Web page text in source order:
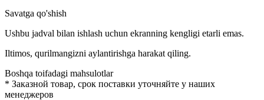
Savatga qo'shish
Ushbu jadval bilan ishlash uchun ekranning kengligi etarli emas.
Iltimos, qurilmangizni aylantirishga harakat qiling.
Boshqa toifadagi mahsulotlar
* Заказной товар, срок поставки уточняйте у наших
менеджеров